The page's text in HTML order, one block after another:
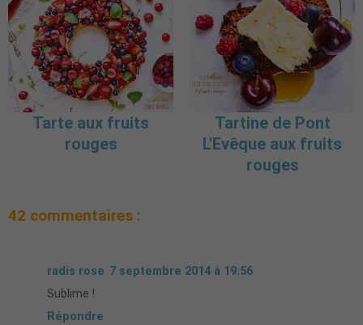
Tarte aux fruits
rouges
Tartine de Pont
L'Evêque aux fruits
rouges
42 commentaires :
radis rose 7 septembre 2014 à 19:56
Sublime !
Répondre